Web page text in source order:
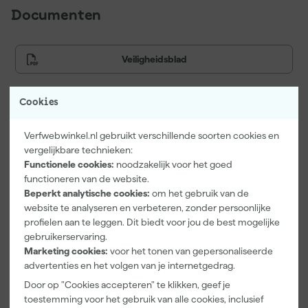
Cookies
Verfwebwinkel.nl gebruikt verschillende soorten cookies en
vergelijkbare technieken:
Functionele cookies: noodzakelijk voor het goed
functioneren van de website.
Beperkt analytische cookies: om het gebruik van de
website te analyseren en verbeteren, zonder persoonlijke
profielen aan te leggen. Dit biedt voor jou de best mogelijke
gebruikerservaring.
Marketing cookies: voor het tonen van gepersonaliseerde
advertenties en het volgen van je internetgedrag.
Door op "Cookies accepteren" te klikken, geef je
toestemming voor het gebruik van alle cookies, inclusief
Documenten
Veiligheidsblad
Paintura
Lucamax
Kip Tape 367
Washi-Tec
Go!Paint
Economy S